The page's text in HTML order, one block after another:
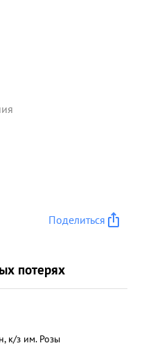
Поделиться
потерях
к/з им. Розы